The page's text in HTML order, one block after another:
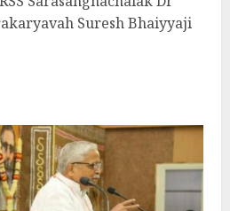
Suresh Bhaiyyaji